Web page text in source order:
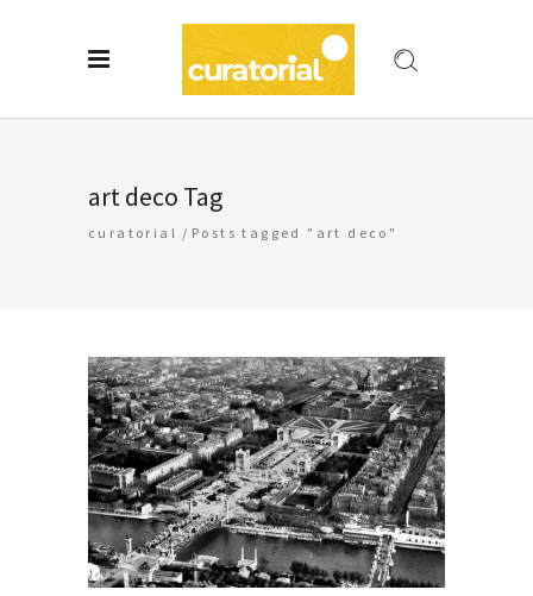
art deco Tag
curatorial / Posts tagged "art deco"